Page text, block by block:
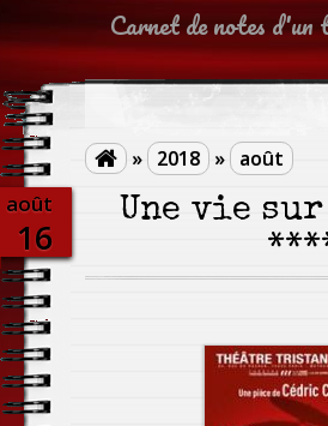
Carnet de notes
 » 2018 » août
août
16
Une vie